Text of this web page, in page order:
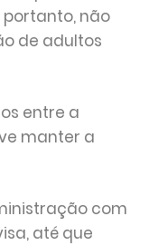
portanto, não
de adultos
entre a
manter a
com
até que